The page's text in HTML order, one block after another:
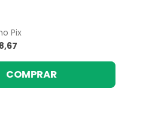
Pix
COMPRAR